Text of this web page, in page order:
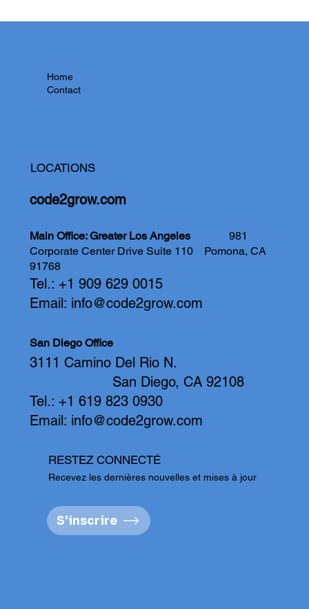
Home
Contact
LOCATIONS
code2grow.com
Main Office: Greater Los Angeles 981
Corporate Center Drive Suite 110 Pomona, CA
91768
Tel.: +1 909 629 0015
Email: info@code2grow.com
San Diego Office
3111 Camino Del Rio N.
San Diego, CA 92108
Tel.: +1 619 823 0930
Email: info@code2grow.com
RESTEZ CONNECTÉ
Recevez les dernières nouvelles et mises à jour
S'inscrire